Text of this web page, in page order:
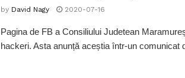
by David Nagy 2020-07-16
Pagina de FB a Consiliului Judetean
hackeri. Asta anunță aceștia într-un comunicat